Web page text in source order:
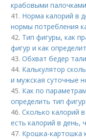
крабовыми палочками
41. Норма калорий в
нормы потребления
42. Тип фигуры, как
фигур и как
43.Обхват бедер
44. Калькулятор
и мужская суточные
45. Как по
определить тип
46.Сколько калорий
есть калорий в день,
47. Крошка-картошка